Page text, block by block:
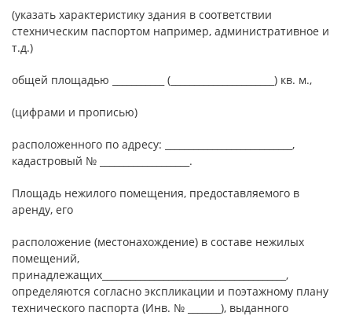
(указать характеристику здания в соответствии
стехническим паспортом например, административное и
т.д.)
общей площадью ___________ (______________________) кв. м.,
(цифрами и прописью)
расположенного по адресу: ___________________________,
кадастровый № ___________________.
Площадь нежилого помещения, предоставляемого в
аренду, его
расположение (местонахождение) в составе нежилых
помещений,
принадлежащих_______________________________________,
определяются согласно экспликации и поэтажному плану
технического паспорта (Инв. № _______), выданного